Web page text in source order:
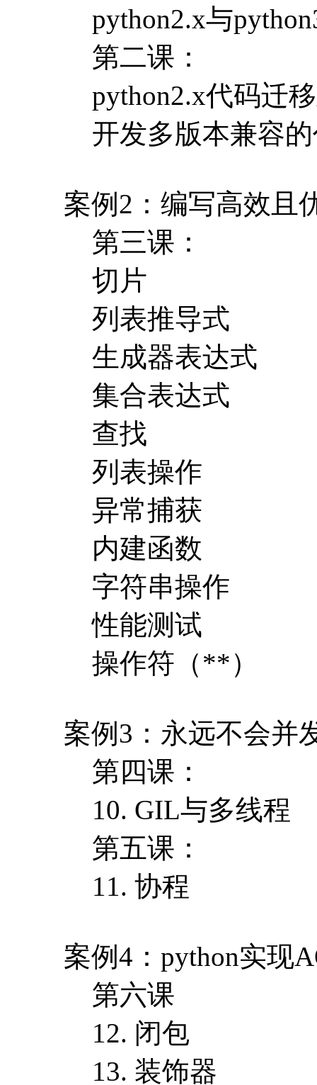
python2.x与
第二课：
python2.x代码迁
开发多版本兼容的
案例2：编写高效且
第三课：
切片
列表推导式
生成器表达式
集合表达式
查找
列表操作
异常捕获
内建函数
字符串操作
性能测试
操作符（**）
案例3：永远不会并
第四课：
10. GIL与多线程
第五课：
11. 协程
案例4：python实现
第六课
12. 闭包
13. 装饰器